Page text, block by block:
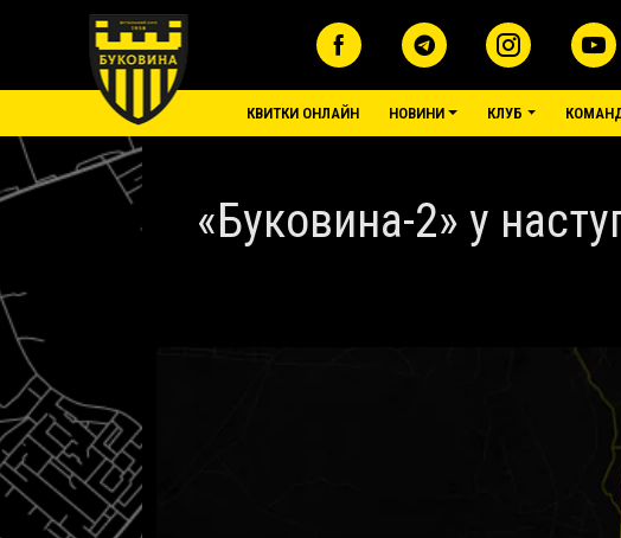
Перейти до основного вмісту
основне меню
КВИТКИ ОНЛАЙН НОВИНИ КЛУБ
«Буковина-2» у